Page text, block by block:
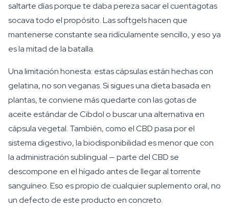
saltarte días porque te daba pereza sacar el cuentagotas
socava todo el propósito. Las softgels hacen que
mantenerse constante sea ridículamente sencillo, y eso ya
es la mitad de la batalla.
Una limitación honesta: estas cápsulas están hechas con
gelatina, no son veganas. Si sigues una dieta basada en
plantas, te conviene más quedarte con las gotas de
aceite estándar de Cibdol o buscar una alternativa en
cápsula vegetal. También, como el CBD pasa por el
sistema digestivo, la biodisponibilidad es menor que con
la administración sublingual — parte del CBD se
descompone en el hígado antes de llegar al torrente
sanguíneo. Eso es propio de cualquier suplemento oral, no
un defecto de este producto en concreto.